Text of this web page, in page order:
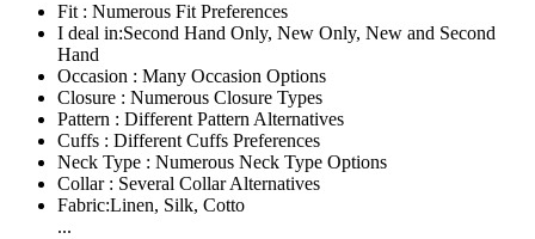
Fit : Numerous Fit Preferences
I deal in:Second Hand Only, New Only, New and Second
Hand
Occasion : Many Occasion Options
Closure : Numerous Closure Types
Pattern : Different Pattern Alternatives
Cuffs : Different Cuffs Preferences
Neck Type : Numerous Neck Type Options
Collar : Several Collar Alternatives
Fabric:Linen, Silk, Cotto
...